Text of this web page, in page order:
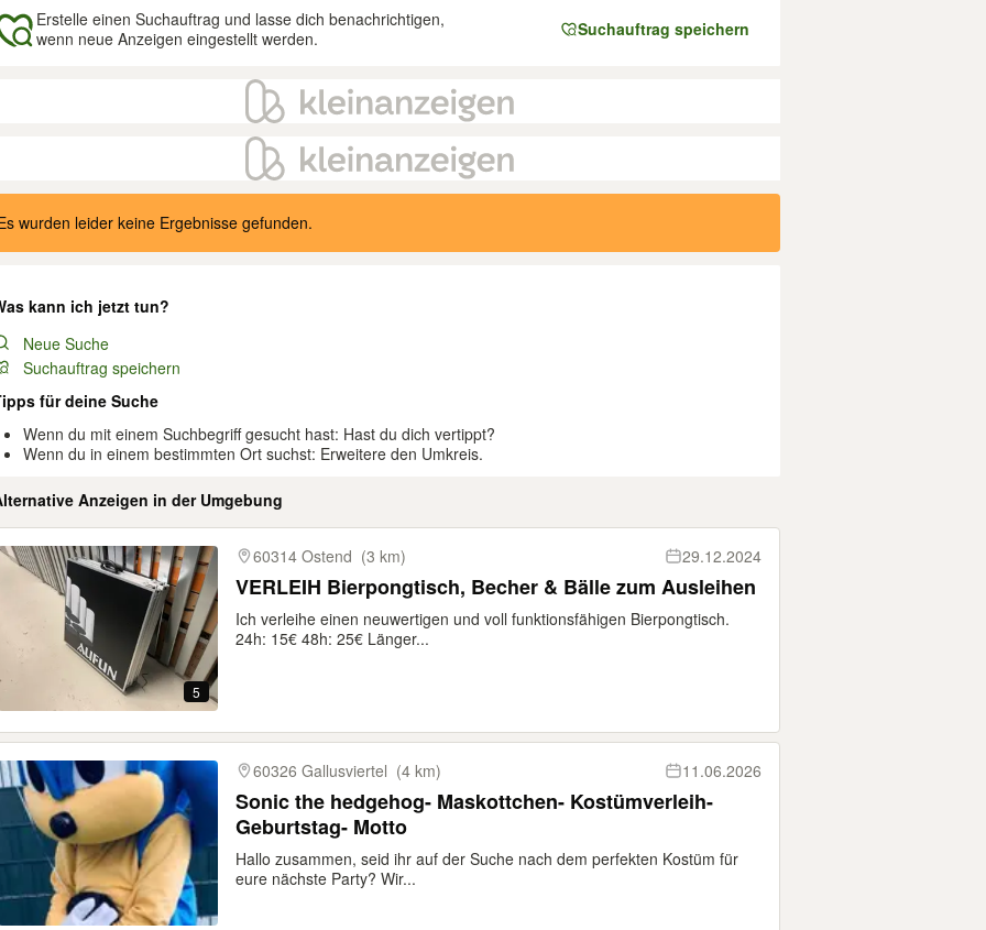
Erstelle einen Suchauftrag und lasse dich benachrichtigen,
wenn neue Anzeigen eingestellt werden.
Suchauftrag speichern
wurden leider keine Ergebnisse gefunden.
kann ich jetzt tun?
Neue Suche
Suchauftrag speichern
für deine Suche
Wenn du mit einem Suchbegriff gesucht hast: Hast du dich vertippt?
Wenn du in einem bestimmten Ort suchst: Erweitere den Umkreis.
Anzeigen in der Umgebung
5
60314 Ostend (3 km) 29.12.2024
VERLEIH Bierpongtisch, Becher & Bälle zum Ausleihen
Ich verleihe einen neuwertigen und voll funktionsfähigen Bierpongtisch.
24h: 15€ 48h: 25€ Länger...
60326 Gallusviertel (4 km) 11.06.2026
Sonic the hedgehog- Maskottchen- Kostümverleih-
Geburtstag- Motto
Hallo zusammen, seid ihr auf der Suche nach dem perfekten Kostüm für
eure nächste Party? Wir...